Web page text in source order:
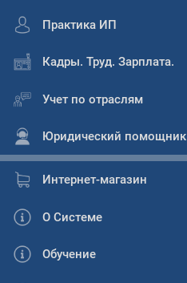
Практика ИП
Кадры. Труд. Зарплата.
Учет по отраслям
Юридический помощник
Интернет-магазин
О Системе
Обучение